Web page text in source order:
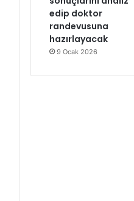
edip doktor
randevusuna
hazırlayacak
9 Ocak 2026